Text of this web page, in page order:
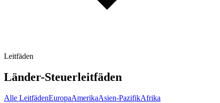
Leitfäden
Länder-Steuerleitfäden
Alle LeitfädenEuropaAmerikaAsien-PazifikAfrika